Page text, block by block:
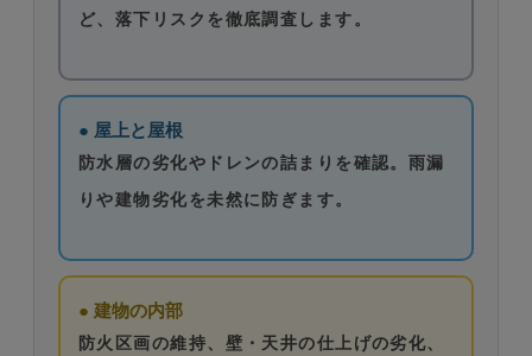
ど、落下リスクを徹底調査します。
● 屋上と屋根
防水層の劣化やドレンの詰まりを確認。雨漏
りや建物劣化を未然に防ぎます。
● 建物の内部
防火区画の維持、壁・天井の仕上げの劣化、